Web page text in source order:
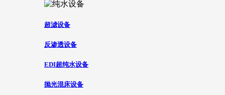
超滤设备
反渗透设备
EDI超纯水设备
抛光混床设备